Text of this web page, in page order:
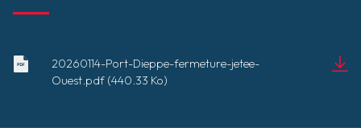
20260114-Port-Dieppe-fermeture-jetee-
Ouest.pdf (440.33 Ko)
20260114-
Port-